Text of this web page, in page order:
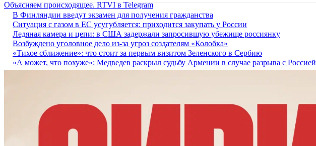
Объясняем происходящее. RTVI в Telegram
В Финляндии введут экзамен для получения гражданства
Ситуация с газом в ЕС усугубляется: приходится закупать у России
Ледяная камера и цепи: в США задержали запросившую убежище россиянку
Возбуждено уголовное дело из-за угроз создателям «Колобка»
«Тихое сближение»: что стоит за первым визитом Зеленского в Сербию
«А может, что похуже»: Медведев раскрыл судьбу Армении в случае разрыва с Россией